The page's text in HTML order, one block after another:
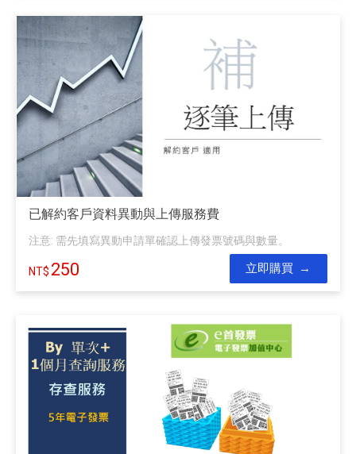
已解約客戶資料異動與上傳服務費
注意: 需先填寫異動申請單確認上傳發票號碼與數量。
250 立即購買